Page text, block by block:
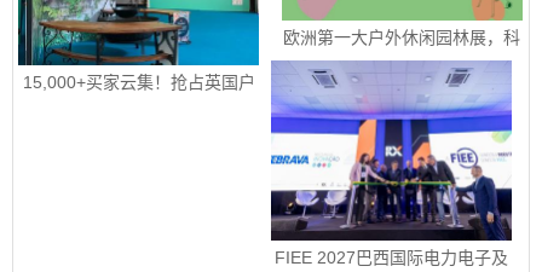
15,000+买家云集！抢占英国户
欧洲第一大户外休闲园林展，科
隆国际园艺、户外休闲及烧烤用
品展 spoga+gafa 圆满收官 下届
定档2027年 6 月 15日至 6 月
17 日
FIEE 2027巴西国际电力电子及